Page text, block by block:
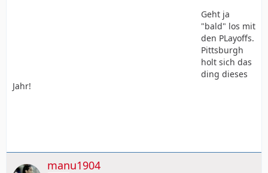
Geht ja
"bald" los mit
den PLayoffs.
Pittsburgh
holt sich das
ding dieses
Jahr!
manu1904